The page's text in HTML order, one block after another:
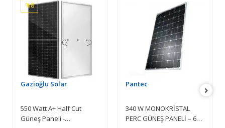
Gazioğlu Solar
550 Watt A+ Half Cut
Güneş Paneli -
%8
Pantec
340 W MONOKRİSTAL
PERC GÜNEŞ PANELİ – 60